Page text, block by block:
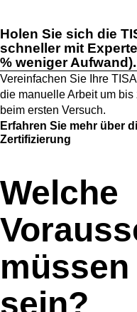
Holen Sie sich die
schneller mit
% weniger
Vereinfachen Sie Ihre
die manuelle Arbeit um
beim ersten Versuch.
Erfahren Sie mehr über
Zertifizierung
Welche
sein?